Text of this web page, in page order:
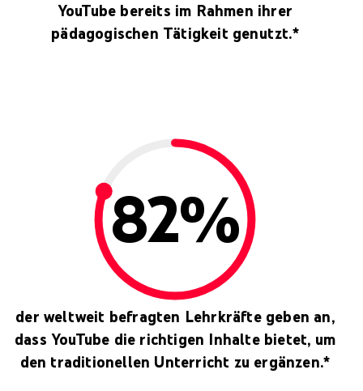
YouTube bereits im Rahmen ihrer
pädagogischen Tätigkeit genutzt.*
82%
der weltweit befragten Lehrkräfte geben an,
dass YouTube die richtigen Inhalte bietet, um
den traditionellen Unterricht zu ergänzen.*